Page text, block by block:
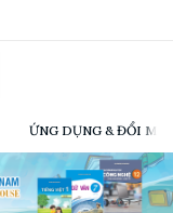
ỨNG DỤNG & ĐỔI